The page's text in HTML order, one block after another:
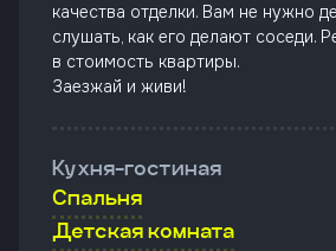
качества отделки. Вам не нужно
слушать, как его делают соседи.
в стоимость квартиры.
Заезжай и живи!
Кухня-гостиная
Спальня
Детская комната